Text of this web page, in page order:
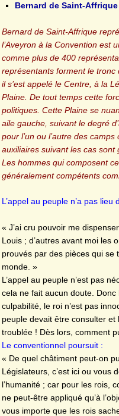
Bernard de Saint-Affrique
Bernard de Saint-Affrique
l’Aveyron à la Convention est
comme plus de 400
représentants forment le tronc
il s’est appelé le Centre, à la
Plaine. De tout temps cette
politiques. Cette Plaine se
aile gauche, suivant le degré
pour l’un ou l’autre des
auxiliaires suivant les cas sont
Les hommes qui composent
généralement compétents
L’appel au peuple n’a pas
« J’ai cru pouvoir me
Louis ; d’autres avant moi les
prouvés par des pièces qui se
monde. »
L’appel au peuple n’est pas
cela ne fait aucun doute.
culpabilité, le roi n’est pas
peuple devait être consulter
troublée ! Dès lors, comment
Le conventionnel poursuit :
« De quel châtiment peut-on
Législateurs, c’est ici ou vous
l’humanité ; car pour les rois,
ne peut-être appliqué qu’à
vous importe que les rois